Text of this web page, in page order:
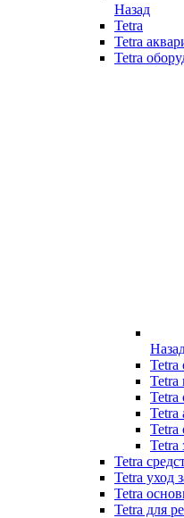
Назад
Tetra
Tetra
Tetra
Tetra
Tetra
Tetra
Tetra
Tetra
Tetra
Tetra
Tetra уход
Tetra
Tetra для